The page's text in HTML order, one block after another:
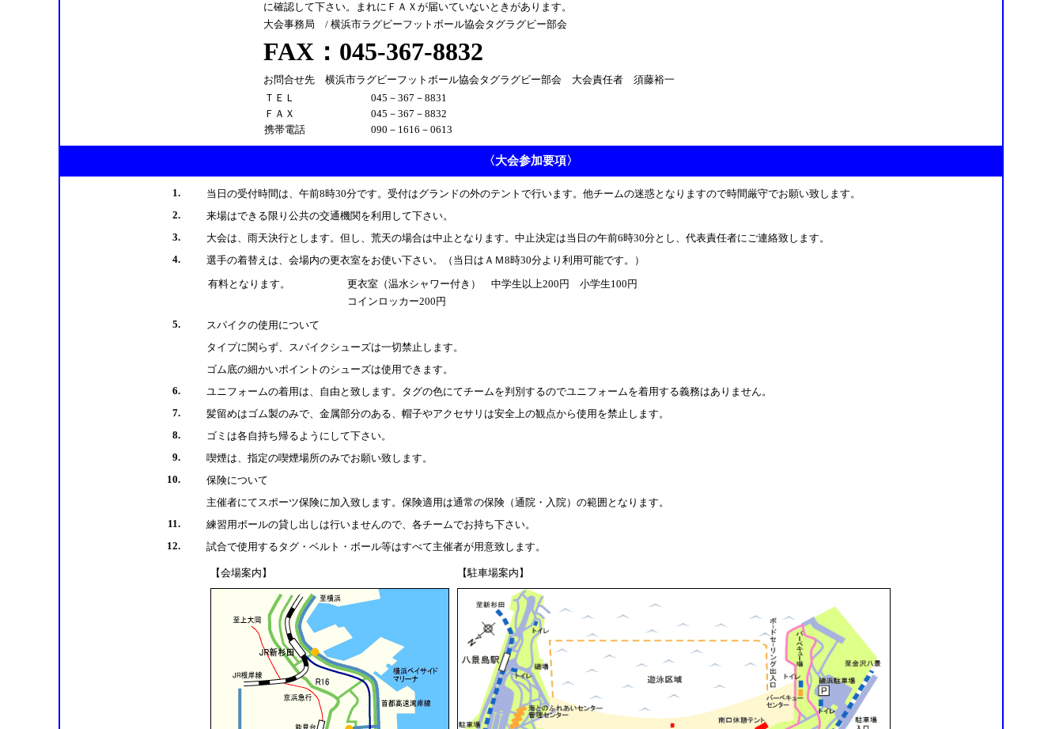
に確認して下さい。まれにＦＡＸが届いていないときがあります。
大会事務局 / 横浜市ラグビーフットボール協会タグラグビー部会
FAX：045-367-8832
お問合せ先 横浜市ラグビーフットボール協会タグラグビー部会 大会責任者 須藤裕一
ＴＥＬ
045－367－8831
ＦＡＸ
045－367－8832
携帯電話
090－1616－0613
〈大会参加要項〉
1.
当日の受付時間は、午前8時30分です。受付はグランドの外のテントで行います。他チームの迷惑となりますので時間厳守でお願い致します。
2.
来場はできる限り公共の交通機関を利用して下さい。
3.
大会は、雨天決行とします。但し、荒天の場合は中止となります。中止決定は当日の午前6時30分とし、代表責任者にご連絡致します。
4.
選手の着替えは、会場内の更衣室をお使い下さい。（当日はＡＭ8時30分より利用可能です。）
有料となります。
更衣室（温水シャワー付き） 中学生以上200円 小学生100円
コインロッカー200円
5.
スパイクの使用について
タイプに関らず、スパイクシューズは一切禁止します。
ゴム底の細かいポイントのシューズは使用できます。
6.
ユニフォームの着用は、自由と致します。タグの色にてチームを判別するのでユニフォームを着用する義務はありません。
7.
髪留めはゴム製のみで、金属部分のある、帽子やアクセサリは安全上の観点から使用を禁止します。
8.
ゴミは各自持ち帰るようにして下さい。
9.
喫煙は、指定の喫煙場所のみでお願い致します。
10.
保険について
主催者にてスポーツ保険に加入致します。保険適用は通常の保険（通院・入院）の範囲となります。
11.
練習用ボールの貸し出しは行いませんので、各チームでお持ち下さい。
12.
試合で使用するタグ・ベルト・ボール等はすべて主催者が用意致します。
【会場案内】 【駐車場案内】